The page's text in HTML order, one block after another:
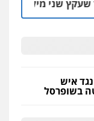
מיליון שקל על
איש
בשופרסל